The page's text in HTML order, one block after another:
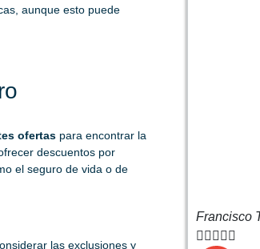
aunque esto puede
ofertas para encontrar la
descuentos por
el seguro de vida o de
las exclusiones y
Francisco
    